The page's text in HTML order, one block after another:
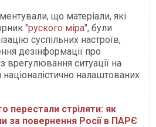
що матеріали, які
"руского міра", були
суспільних настроїв,
дезінформації про
врегулювання ситуації на
налаштованих
перестали стріляти: як
за повернення Росії в ПАРЄ